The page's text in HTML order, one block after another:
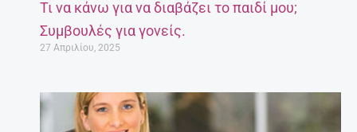
Τι να κάνω για να διαβάζει το παιδί μου;
Συμβουλές για γονείς.
27 Απριλίου, 2025